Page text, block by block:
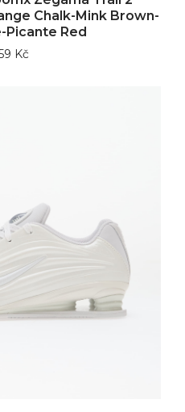
Chalk-Mink Brown-
Picante Red
Kč